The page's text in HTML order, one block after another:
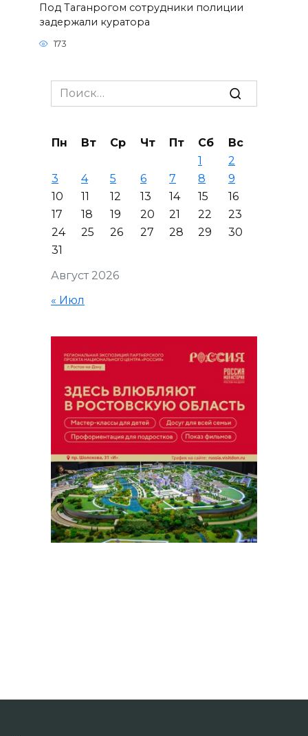
Под Таганрогом сотрудники полиции
задержали куратора
173
Search
for:
Август 2026
Пн Вт Ср Чт Пт Сб
Вс
1
2
3
4 5 6 7 8
9
10
11 12 13 14 15
16
17
18 19 20 21 22
23
24
25 26 27 28 29
30
31
« Июл